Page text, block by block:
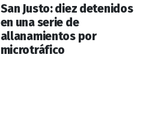
San Justo: diez detenidos
en una serie de
allanamientos por
microtráfico